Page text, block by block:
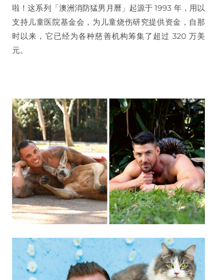
啦！这系列「澳洲消防猛男月曆」起源于 1993 年，用以
支持儿童医院基金会，为儿童烧伤研究提供资金，自那
时以来，它已经为各种慈善机构筹集了超过 320 万美
元。